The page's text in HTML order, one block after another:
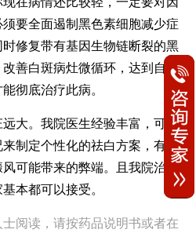
要全面遏制黑色素细胞减少症
修复带有基因生物链断裂的黑
善白斑病灶微循环，达到自身
彻底治疗此病。
大。我院医生经验丰富，可以
制定个性化的祛白方案，有效
可能带来的弊端。且我院治疗
本都可以接受。
阅读，请按药品说明书或者在